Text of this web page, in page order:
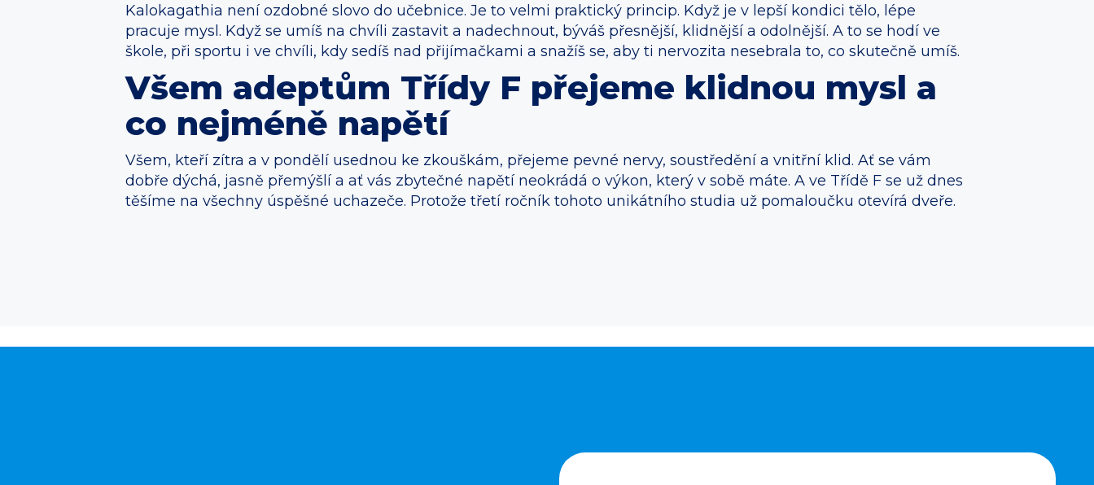
Kalokagathia není ozdobné slovo do učebnice. Je to velmi praktický princip. Když je v lepší kondici tělo, lépe
pracuje mysl. Když se umíš na chvíli zastavit a nadechnout, býváš přesnější, klidnější a odolnější. A to se hodí ve
škole, při sportu i ve chvíli, kdy sedíš nad přijímačkami a snažíš se, aby ti nervozita nesebrala to, co skutečně umíš.
Všem adeptům Třídy F přejeme klidnou mysl a
co nejméně napětí
Všem, kteří zítra a v pondělí usednou ke zkouškám, přejeme pevné nervy, soustředění a vnitřní klid. Ať se vám
dobře dýchá, jasně přemýšlí a ať vás zbytečné napětí neokrádá o výkon, který v sobě máte. A ve Třídě F se už dnes
těšíme na všechny úspěšné uchazeče. Protože třetí ročník tohoto unikátního studia už pomaloučku otevírá dveře.